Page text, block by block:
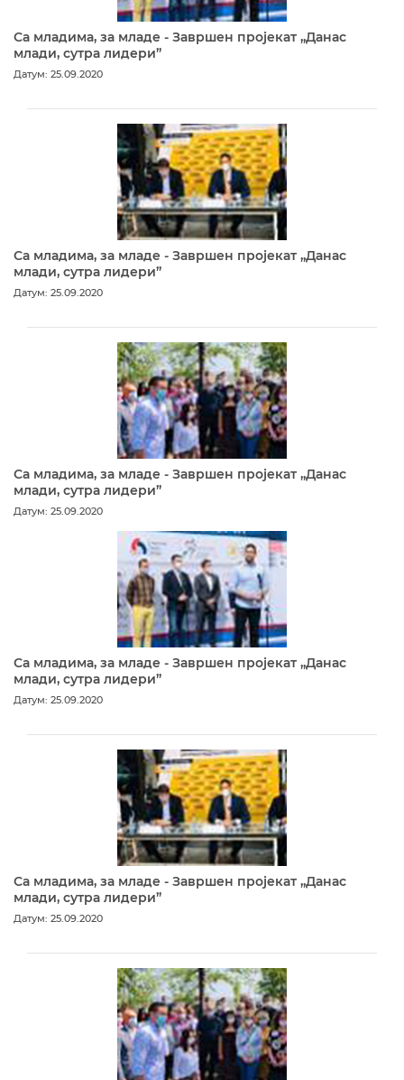
Са младима, за младе - Завршен пројекат „Данас
млади, сутра лидери”
Датум: 25.09.2020
Са младима, за младе - Завршен пројекат „Данас
млади, сутра лидери”
Датум: 25.09.2020
Са младима, за младе - Завршен пројекат „Данас
млади, сутра лидери”
Датум: 25.09.2020
Са младима, за младе - Завршен пројекат „Данас
млади, сутра лидери”
Датум: 25.09.2020
Са младима, за младе - Завршен пројекат „Данас
млади, сутра лидери”
Датум: 25.09.2020